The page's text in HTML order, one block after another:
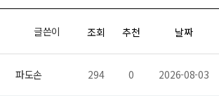
글쓴이 조회 추천 날짜
파도손 294 0 2026-08-03